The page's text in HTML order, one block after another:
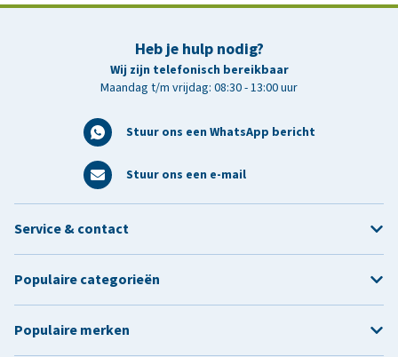
Heb je hulp nodig?
Wij zijn telefonisch bereikbaar
Maandag t/m vrijdag: 08:30 - 13:00 uur
Stuur ons een WhatsApp bericht
Stuur ons een e-mail
Service & contact
Populaire categorieën
Populaire merken